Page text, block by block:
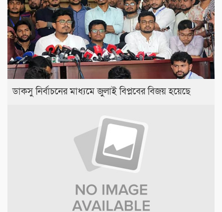
ডাকসু নির্বাচনের মাধ্যমে জুলাই বিপ্লবের বিজয় হয়েছে